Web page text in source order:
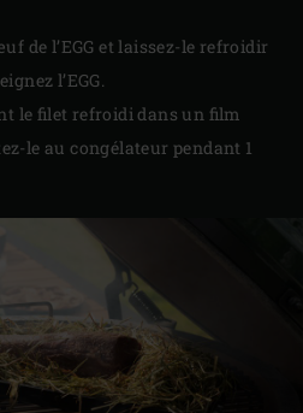
de l’EGG et laissez-le refroidir
l’EGG.
le filet refroidi dans un film
le au congélateur pendant 1